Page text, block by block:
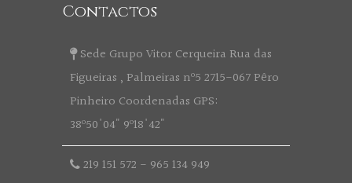
Contactos
Sede Grupo Vitor Cerqueira Rua das
Figueiras , Palmeiras nº5 2715-067 Pêro
Pinheiro Coordenadas GPS:
38º50'04" 9º18'42"
219 151 572 - 965 134 949